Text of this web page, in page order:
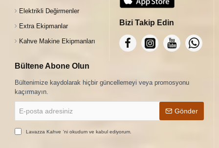
Elektrikli Değirmenler
Extra Ekipmanlar
Kahve Makine Ekipmanları
Bizi Takip Edin
Bültene Abone Olun
Bültenimize kaydolarak hiçbir güncellemeyi veya promosyonu
kaçırmayın.
posta
adresiniz
Gönder
Lavazza Kahve 'ni okudum ve kabul ediyorum.